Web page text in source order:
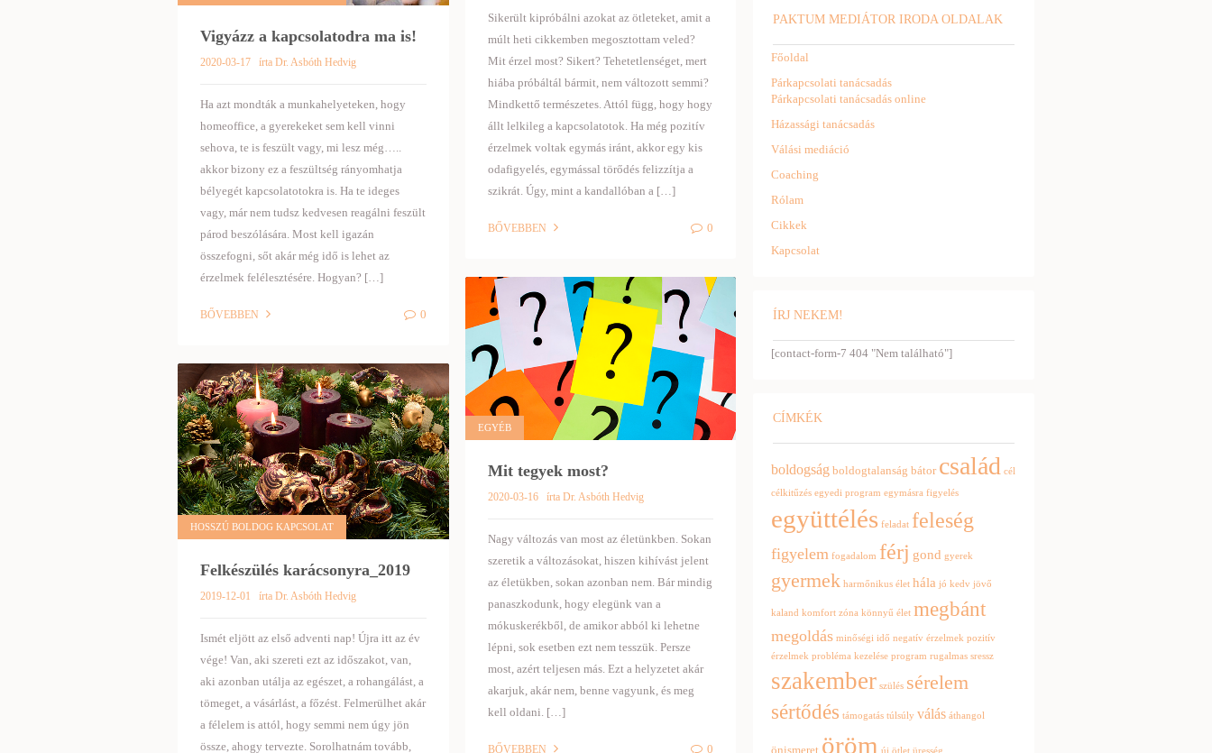
Sikerült kipróbálni azokat az ötleteket, amit a
múlt heti cikkemben megosztottam veled?
Mit érzel most? Sikert? Tehetetlenséget, mert
hiába próbáltál bármit, nem változott semmi?
Mindkettő természetes. Attól függ, hogy hogy
állt lelkileg a kapcsolatotok. Ha még pozitív
érzelmek voltak egymás iránt, akkor egy kis
odafigyelés, egymással törődés felizzítja a
szikrát. Úgy, mint a kandallóban a […]
BŐVEBBEN 0
Vigyázz a kapcsolatodra ma is!
2020-03-17 írta Dr. Asbóth Hedvig
Ha azt mondták a munkahelyeteken, hogy
homeoffice, a gyerekeket sem kell vinni
sehova, te is feszült vagy, mi lesz még…..
akkor bizony ez a feszültség rányomhatja
bélyegét kapcsolatotokra is. Ha te ideges
vagy, már nem tudsz kedvesen reagálni feszült
párod beszólására. Most kell igazán
összefogni, sőt akár még idő is lehet az
érzelmek felélesztésére. Hogyan? […]
BŐVEBBEN 0
EGYÉB
Mit tegyek most?
2020-03-16 írta Dr. Asbóth Hedvig
Nagy változás van most az életünkben. Sokan
szeretik a változásokat, hiszen kihívást jelent
az életükben, sokan azonban nem. Bár mindig
panaszkodunk, hogy elegünk van a
mókuskerékből, de amikor abból ki lehetne
lépni, sok esetben ezt nem tesszük. Persze
most, azért teljesen más. Ezt a helyzetet akár
akarjuk, akár nem, benne vagyunk, és meg
kell oldani. […]
BŐVEBBEN 0
HOSSZÚ BOLDOG KAPCSOLAT
Felkészülés karácsonyra_2019
2019-12-01 írta Dr. Asbóth Hedvig
Ismét eljött az első adventi nap! Újra itt az év
vége! Van, aki szereti ezt az időszakot, van,
aki azonban utálja az egészet, a rohangálást, a
tömeget, a vásárlást, a főzést. Felmerülhet akár
a félelem is attól, hogy semmi nem úgy jön
össze, ahogy tervezte. Sorolhatnám tovább,
PAKTUM MEDIÁTOR IRODA OLDALAK
Főoldal
Párkapcsolati tanácsadás
Párkapcsolati tanácsadás online
Házassági tanácsadás
Válási mediáció
Coaching
Rólam
Cikkek
Kapcsolat
ÍRJ NEKEM!
[contact-form-7 404 "Nem található"]
CÍMKÉK
boldogság boldogtalanság bátor család cél
célkitűzés egyedi program egymásra figyelés
együttélés feladat feleség
figyelem fogadalom férj gond gyerek
gyermek harmőnikus élet hála jó kedv jövő
kaland komfort zóna könnyű élet megbánt
megoldás minőségi idő negatív érzelmek pozitív
érzelmek probléma kezelése program rugalmas sressz
szakember szülés sérelem
sértődés támogatás túlsúly válás áthangol
önismeret öröm új ötlet üresség